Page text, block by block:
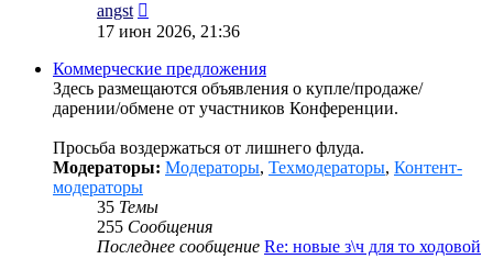
angst
к
сообщению
17 июн 2026, 21:36
Коммерческие предложения
Здесь размещаются объявления о купле/продаже/
дарении/обмене от участников Конференции.
Просьба воздержаться от лишнего флуда.
Модераторы: Модераторы, Техмодераторы, Контент-
модераторы
35 Темы
255 Сообщения
Последнее сообщение Re: новые з\ч для то ходовой